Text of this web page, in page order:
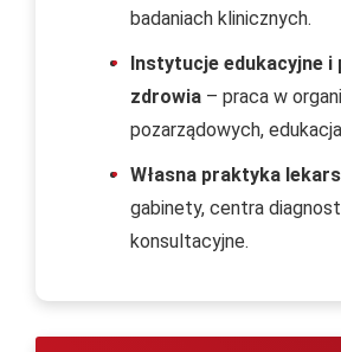
badaniach klinicznych.
Instytucje edukacyjne i
zdrowia – praca w
pozarządowych,
Własna praktyka
gabinety, centra
konsultacyjne.